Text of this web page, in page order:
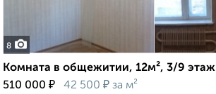
8
Комната в общежитии, 12м², 3/9 этаж
510 000 ₽ 42 500 ₽ за м²